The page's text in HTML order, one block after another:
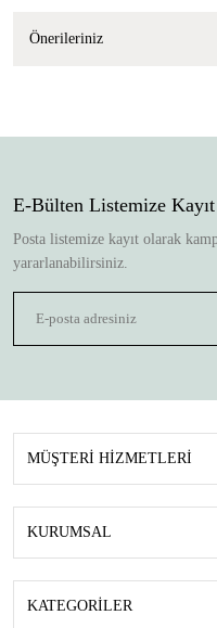
Önerileriniz
E-Bülten Listemize
Posta listemize kayıt olarak
yararlanabilirsiniz.
MÜŞTERİ HİZMETLERİ
KURUMSAL
KATEGORİLER